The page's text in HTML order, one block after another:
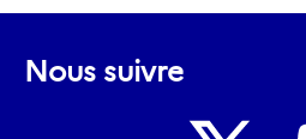
Nous suivre